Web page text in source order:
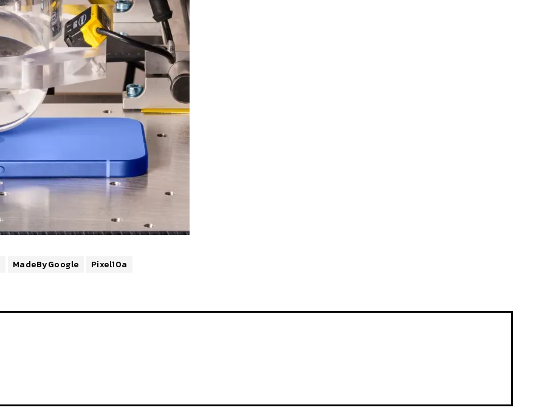
MadeByGoogle Pixel10a